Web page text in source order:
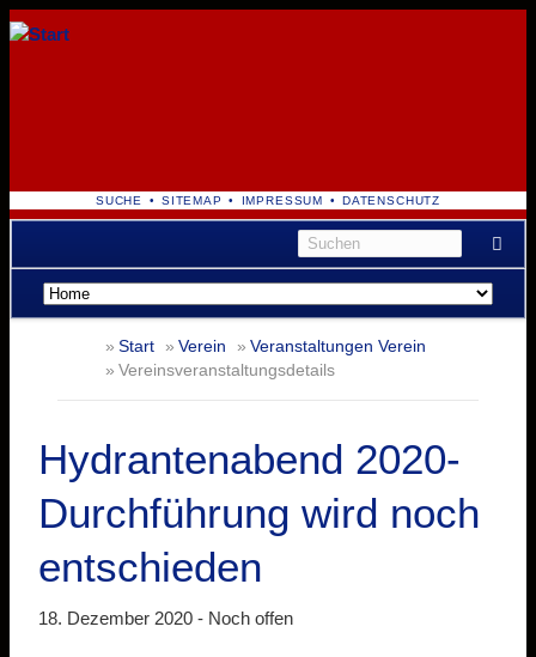
NAVIGATION
ÜBERSPRINGEN
SUCHE SITEMAP IMPRESSUM DATENSCHUTZ
Navigation
überspringen
Start Verein
Veranstaltungen Verein
Vereinsveranstaltungsdetails
Hydrantenabend 2020-
Durchführung wird noch
entschieden
18. Dezember 2020 - Noch offen